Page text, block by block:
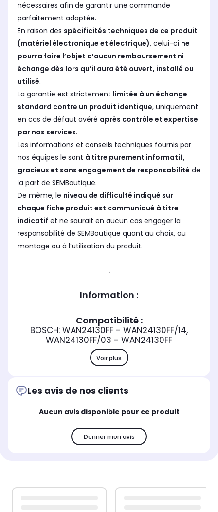
nécessaires afin de garantir une commande
parfaitement adaptée.
En raison des spécificités techniques de ce produit
(matériel électronique et électrique), celui-ci ne
pourra faire l’objet d’aucun remboursement ni
échange dès lors qu’il aura été ouvert, installé ou
utilisé.
La garantie est strictement limitée à un échange
standard contre un produit identique, uniquement
en cas de défaut avéré après contrôle et expertise
par nos services.
Les informations et conseils techniques fournis par
nos équipes le sont à titre purement informatif,
gracieux et sans engagement de responsabilité de
la part de SEMBoutique.
De même, le niveau de difficulté indiqué sur
chaque fiche produit est communiqué à titre
indicatif et ne saurait en aucun cas engager la
responsabilité de SEMBoutique quant au choix, au
montage ou à l’utilisation du produit.
.
Information :
Compatibilité :
BOSCH: WAN24130FF - WAN24130FF/14,
WAN24130FF/03 - WAN24130FF
Voir plus
Les avis de nos clients
Aucun avis disponible pour ce produit
Donner mon avis